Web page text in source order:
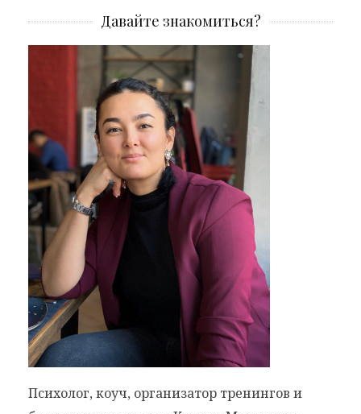
Давайте знакомиться?
Психолог, коуч, организатор тренингов и